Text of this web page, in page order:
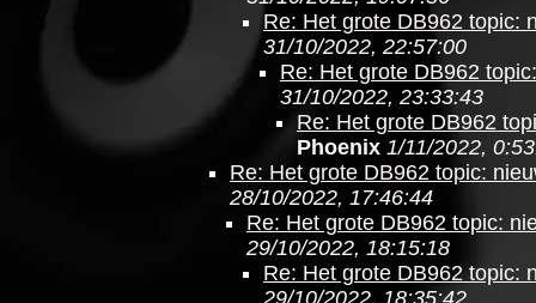
Re: Het grote DB962 topic:
31/10/2022, 22:57:00
Re: Het grote DB962
31/10/2022, 23:33:43
Re: Het grote DB962
Phoenix 1/11/2022,
Re: Het grote DB962 topic:
28/10/2022, 17:46:44
Re: Het grote DB962 topic:
29/10/2022, 18:15:18
Re: Het grote DB962 topic:
29/10/2022, 18:35:42